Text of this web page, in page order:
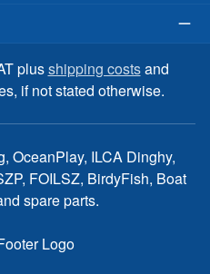
plusshipping costsand
if not stated otherwise.
OceanPlay, ILCA Dinghy,
FOILSZ, BirdyFish, Boat
spare parts.